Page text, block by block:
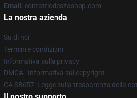
Email : contattiodeszashop.com
La nostra azienda
Su di noi
Termini e condizioni
Informativa sulla privacy
DMCA - Informativa sul copyright
CA SB657: Legge sulla trasparenza della